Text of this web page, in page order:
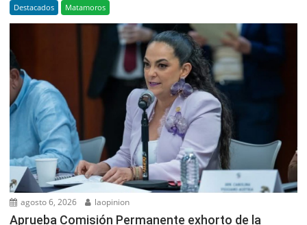
Destacados Matamoros
agosto 6, 2026 laopinion
Aprueba Comisión Permanente exhorto de la